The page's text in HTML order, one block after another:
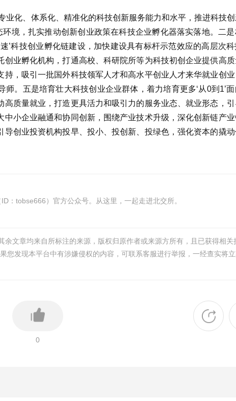
业化、体系化、精准化的科技创新服务能力和水平，推进科技
境，扎实推动创新创业政策在科技企业孵化器落实落地。二
科技创业孵化链建设，加快建设具有标杆示范效应的高层次
业孵化机构，打通高校、科研院所等为科技初创企业提供高
，吸引一批国外科技领军人才和高水平创业人才来华就业创
。五是培育壮大科技创业企业群体，着力培育更多‘从0到1’
质量就业，打造更具活力和吸引力的服务业态、就业形态，
小企业融通和协同创新，围绕产业技术升级，深化创新链产
创业投资机构投早、投小、投创新、投绿色，强化资本的撬
：tobse666）官方公众号。从这里，一起走进北交所。
余文章均来自所标注的来源，版权归原作者或来源方所有，且已获得相关
您发现本平台中有涉嫌侵权的内容，可联系客服进行举报，一经查实将
0